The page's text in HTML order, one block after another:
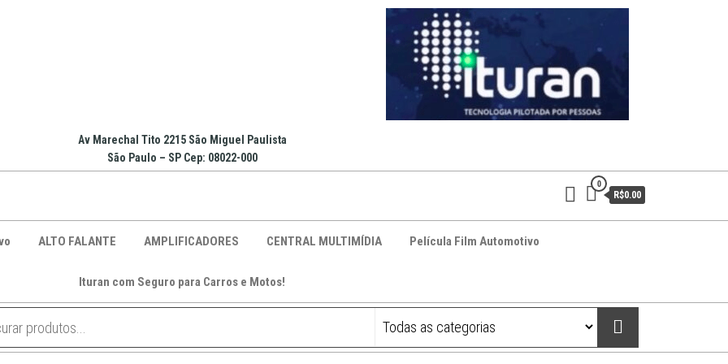
Av Marechal Tito 2215 São Miguel Paulista
São Paulo – SP Cep: 08022-000
0
R$0.00
ALTO FALANTE AMPLIFICADORES CENTRAL MULTIMÍDIA Película Film Automotivo
Ituran com Seguro para Carros e Motos!